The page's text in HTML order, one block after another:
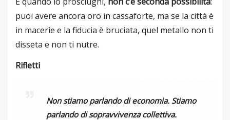
puoi avere ancora oro in cassaforte, ma se la città è
in macerie e la fiducia è bruciata, quel metallo non ti
disseta e non ti nutre.
Rifletti
Non stiamo parlando di economia. Stiamo
parlando di sopravvivenza collettiva.